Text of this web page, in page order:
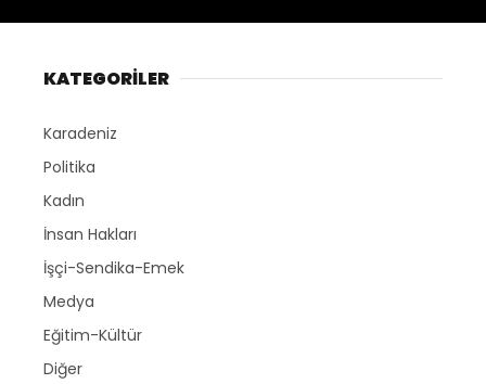
KATEGORİLER
Karadeniz
Politika
Kadın
İnsan Hakları
İşçi-Sendika-Emek
Medya
Eğitim-Kültür
Diğer